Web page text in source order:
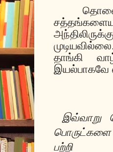
தாங்கி
இயல்பாகவே
இவ்வாறு